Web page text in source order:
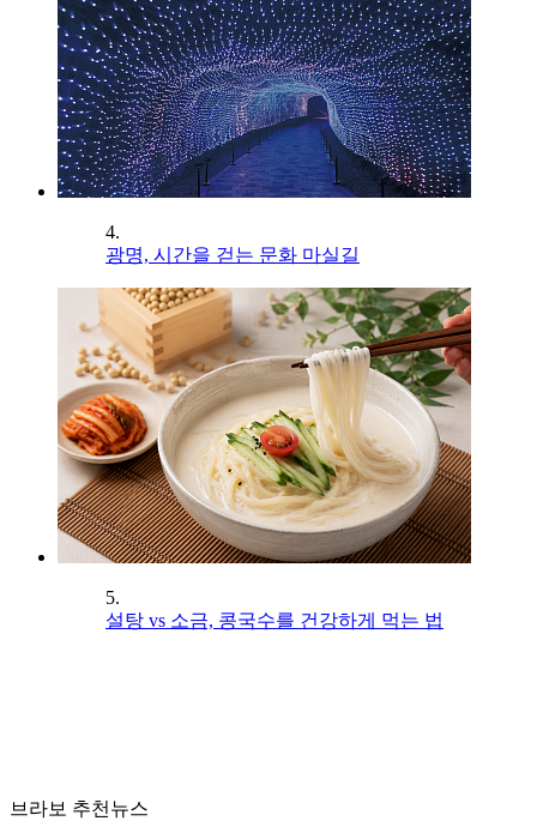
4.
광명, 시간을 걷는 문화 마실길
5.
설탕 vs 소금, 콩국수를 건강하게 먹는 법
브라보 추천뉴스